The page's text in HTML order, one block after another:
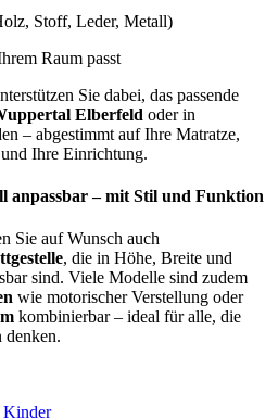
Stoff, Leder, Metall)
Raum passt
Sie dabei, das passende
Elberfeld oder in
– abgestimmt auf Ihre Matratze,
Ihre Einrichtung.
anpassbar – mit Stil und Funktion
Sie auf Wunsch auch
, die in Höhe, Breite und
sind. Viele Modelle sind zudem
wie motorischer Verstellung oder
kombinierbar – ideal für alle, die
denken.
Kinder